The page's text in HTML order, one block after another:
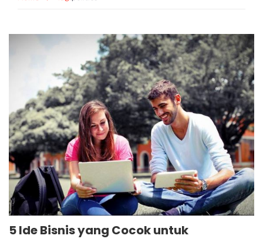
5 Ide Bisnis yang Cocok untuk